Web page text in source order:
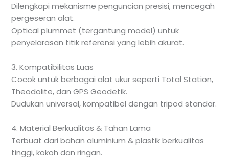
Dilengkapi mekanisme penguncian presisi, mencegah
pergeseran alat.
Optical plummet (tergantung model) untuk
penyelarasan titik referensi yang lebih akurat.
3. Kompatibilitas Luas
Cocok untuk berbagai alat ukur seperti Total Station,
Theodolite, dan GPS Geodetik.
Dudukan universal, kompatibel dengan tripod standar.
4. Material Berkualitas & Tahan Lama
Terbuat dari bahan aluminium & plastik berkualitas
tinggi, kokoh dan ringan.